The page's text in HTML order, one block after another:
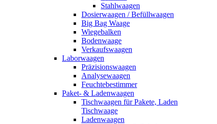
Stahlwaagen
Dosierwaagen / Befüllwaagen
Big Bag Waage
Wiegebalken
Bodenwaage
Verkaufswaagen
Laborwaagen
Präzisionswaagen
Analysewaagen
Feuchtebestimmer
Paket- & Ladenwaagen
Tischwaagen für Pakete, Laden
Tischwaage
Ladenwaagen